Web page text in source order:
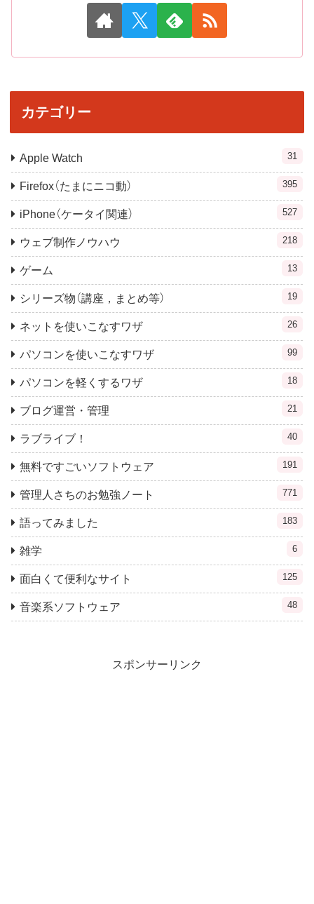
カテゴリー
Apple Watch 31
Firefox（たまにニコ動） 395
iPhone（ケータイ関連） 527
ウェブ制作ノウハウ 218
ゲーム 13
シリーズ物（講座，まとめ等） 19
ネットを使いこなすワザ 26
パソコンを使いこなすワザ 99
パソコンを軽くするワザ 18
ブログ運営・管理 21
ラブライブ！ 40
無料ですごいソフトウェア 191
管理人さちのお勉強ノート 771
語ってみました 183
雑学 6
面白くて便利なサイト 125
音楽系ソフトウェア 48
スポンサーリンク